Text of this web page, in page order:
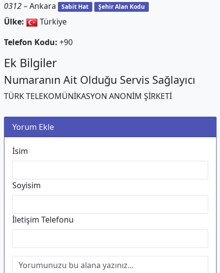
0312– Ankara Sabit Hat Şehir Alan Kodu
Ülke:
Türkiye
Telefon Kodu: +90
Ek Bilgiler
Numaranın Ait Olduğu Servis Sağlayıcı
TÜRK TELEKOMÜNİKASYON ANONİM ŞİRKETİ
Yorum Ekle
İsim
Soyisim
İletişim Telefonu